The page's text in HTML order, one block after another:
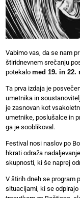
Vabimo vas, da se nam
štiridnevnem srečanju
potekalo med 19. in 22.
Ta prva izdaja je
umetnika in
je zasnovan kot
umetnike, poslušalce in
ga je sooblikoval.
Festival nosi naslov po
hkrati odraža
skupnosti, ki še naprej
V štirih dneh se program
situacijami, ki se